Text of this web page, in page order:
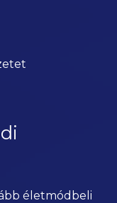
életmódbeli